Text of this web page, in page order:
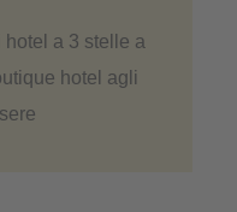
hotel a 3 stelle a
hotel agli